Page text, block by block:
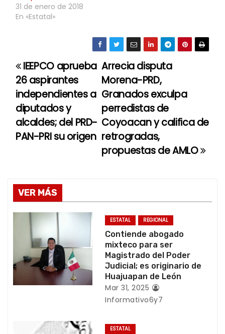
31 de enero de 2018
En «Estatal»
N
a
v
e
c
i
n
d
Arrecia disputa
Morena-PRD,
Granados exculpa
perredistas de
Coyoacan y califica de
retrogradas,
propuestas de AMLO
IEEPCO aprueba
26 aspirantes
independientes a
diputados y
alcaldes; del PRD-
PAN-PRI su origen
VER MÁS
ESTATAL REGIONAL
Contiende abogado
mixteco para ser
Magistrado del Poder
Judicial; es originario de
Huajuapan de León
Mar 31, 2025
Informativo6y7
ESTATAL